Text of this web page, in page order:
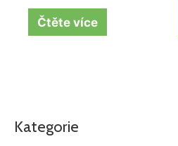
Kategorie
Čtěte více